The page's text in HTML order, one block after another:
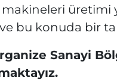
üretimi
bu konuda bir
Sanayi